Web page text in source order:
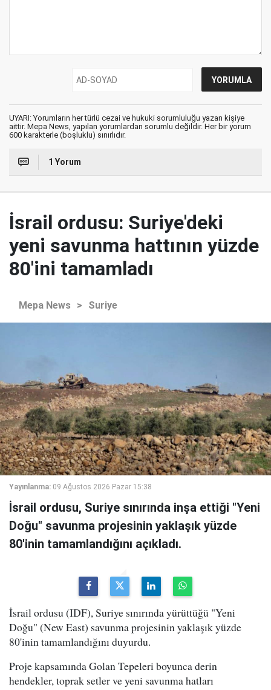
UYARI: Yorumların her türlü cezai ve hukuki sorumluluğu yazan kişiye
aittir. Mepa News, yapılan yorumlardan sorumlu değildir. Her bir yorum
600 karakterle (boşluklu) sınırlıdır.
1 Yorum
İsrail ordusu: Suriye'deki
yeni savunma hattının yüzde
80'ini tamamladı
Mepa News > Suriye
Yayınlanma: 09 Ağustos 2026 Pazar 15:38
İsrail ordusu, Suriye sınırında inşa ettiği "Yeni
Doğu" savunma projesinin yaklaşık yüzde
80'inin tamamlandığını açıkladı.
İsrail ordusu (IDF), Suriye sınırında yürüttüğü "Yeni
Doğu" (New East) savunma projesinin yaklaşık yüzde
80'inin tamamlandığını duyurdu.
Proje kapsamında Golan Tepeleri boyunca derin
hendekler, toprak setler ve yeni savunma hatları